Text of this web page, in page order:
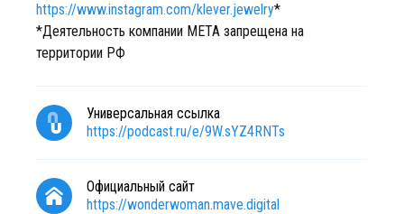
https://www.instagram.com/klever.jewelry*
*Деятельность компании META запрещена на
территории РФ
Универсальная ссылка
https://podcast.ru/e/9W.sYZ4RNTs
Официальный сайт
https://wonderwoman.mave.digital